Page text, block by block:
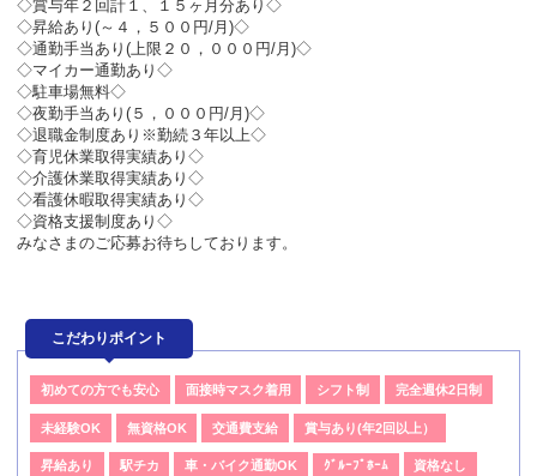
◇賞与年２回計１、１５ヶ月分あり◇
◇昇給あり(～４，５００円/月)◇
◇通勤手当あり(上限２０，０００円/月)◇
◇マイカー通勤あり◇
◇駐車場無料◇
◇夜勤手当あり(５，０００円/月)◇
◇退職金制度あり※勤続３年以上◇
◇育児休業取得実績あり◇
◇介護休業取得実績あり◇
◇看護休暇取得実績あり◇
◇資格支援制度あり◇
みなさまのご応募お待ちしております。
こだわりポイント
初めての方でも安心 面接時マスク着用 シフト制 完全週休2日制
未経験OK 無資格OK 交通費支給 賞与あり(年2回以上）
昇給あり 駅チカ 車・バイク通勤OK ｸﾞﾙｰﾌﾟﾎｰﾑ 資格なし